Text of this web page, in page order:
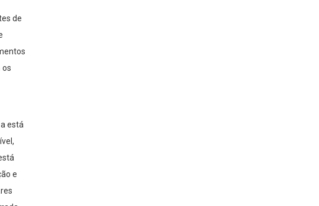
de
os
está
e